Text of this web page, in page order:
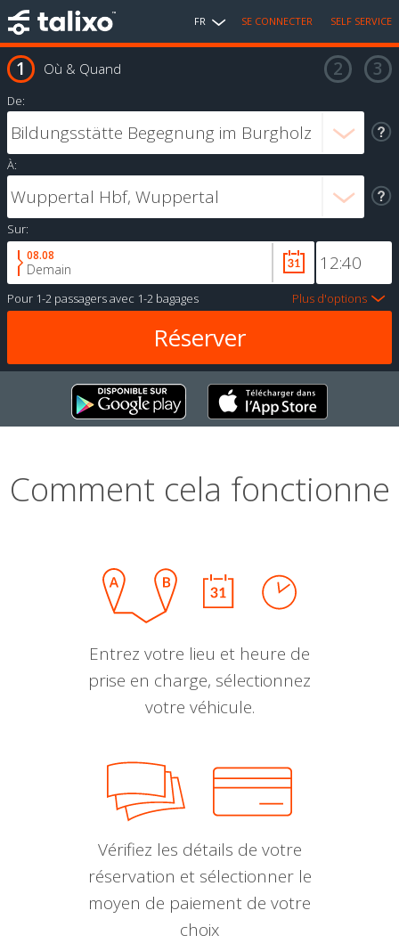
FR SE CONNECTER SELF SERVICE
Où & Quand
De:
À:
Sur:
08.08
Demain
Pour 1-2 passagersavec 1-2 bagages Plus d'options
Comment cela fonctionne
Entrez votre lieu et heure de
prise en charge, sélectionnez
votre véhicule.
Vérifiez les détails de votre
réservation et sélectionner le
moyen de paiement de votre
choix